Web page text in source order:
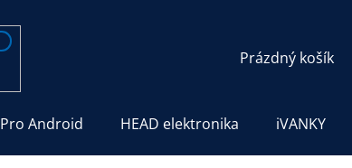
NÁKUPNÍ
Prázdný košík
Pro Android HEAD elektronika iVANKY